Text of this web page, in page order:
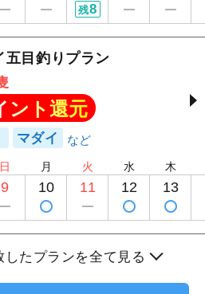
残8
目釣りプラン
ント還元
マダイ
日
9
月
10
火
11
水
12
木
13
したプランを全て見る